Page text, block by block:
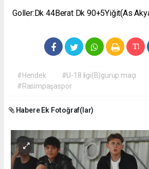
Goller:Dk 44Berat Dk 90+5Yiğit(As
#Hendek #U-18 ligi(B)gurup maçı
#Rasimpaşaspor
Habere Ek Fotoğraf(lar)